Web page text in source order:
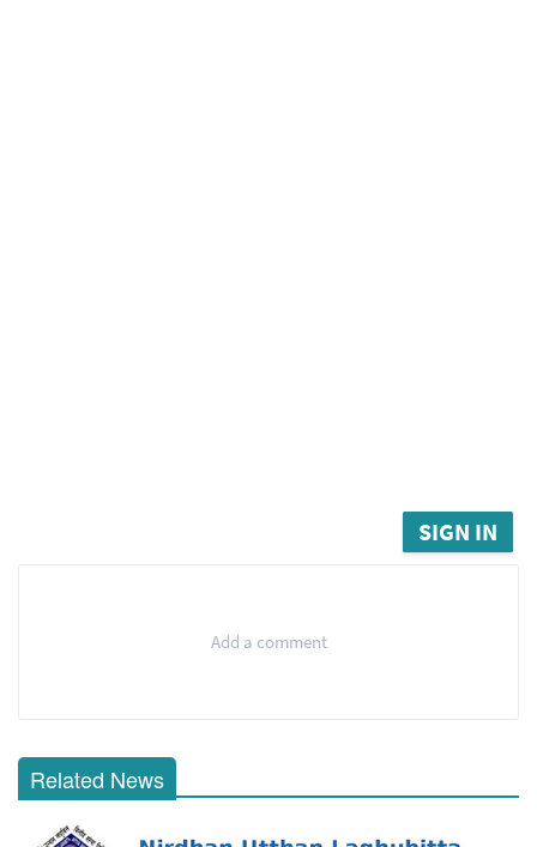
SIGN IN
Add a comment
Related News